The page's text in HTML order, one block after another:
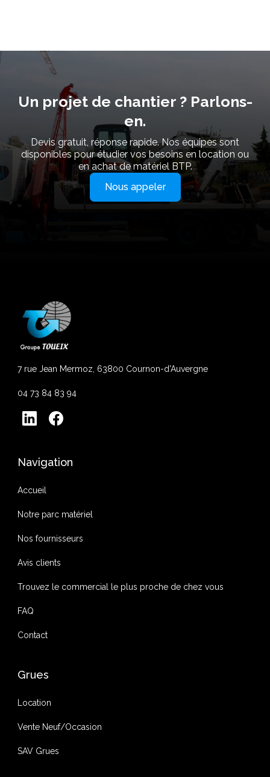
Un projet de chantier ? Parlons-
en.
Devis gratuit, réponse rapide. Nos équipes sont
disponibles pour étudier vos besoins en location ou
en achat de matériel BTP.
Nous appeler
7 rue Jean Mermoz, 63800 Cournon-d'Auvergne
04 73 84 83 94
Navigation
Accueil
Notre parc matériel
Nos fournisseurs
Avis clients
Trouvez le commercial le plus proche de chez vous
FAQ
Contact
Grues
Location
Vente Neuf/Occasion
SAV Grues